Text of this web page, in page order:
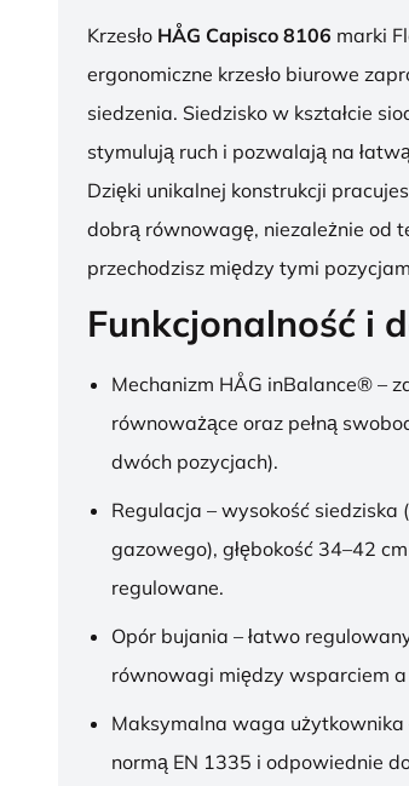
Krzesło HÅG Capisco 8106 marki
ergonomiczne krzesło biurowe
siedzenia. Siedzisko w kształcie
stymulują ruch i pozwalają na
Dzięki unikalnej konstrukcji
dobrą równowagę, niezależnie od
przechodzisz między tymi
Funkcjonalność i
Mechanizm HÅG inBalance® –
równoważące oraz pełną
dwóch pozycjach).
Regulacja – wysokość siedziska
gazowego), głębokość 34–42
regulowane.
Opór bujania – łatwo
równowagi między wsparciem
Maksymalna waga
normą EN 1335 i odpowiednie